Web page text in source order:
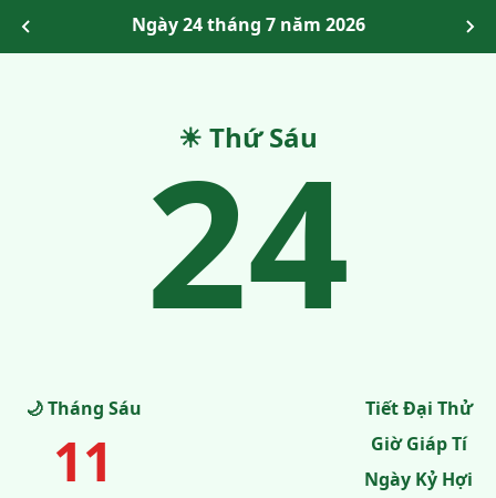
Ngày 24 tháng 7 năm 2026
☀ Thứ Sáu
24
🌙 Tháng Sáu
11
Tiết Đại Thử
Giờ Giáp Tí
Ngày Kỷ Hợi